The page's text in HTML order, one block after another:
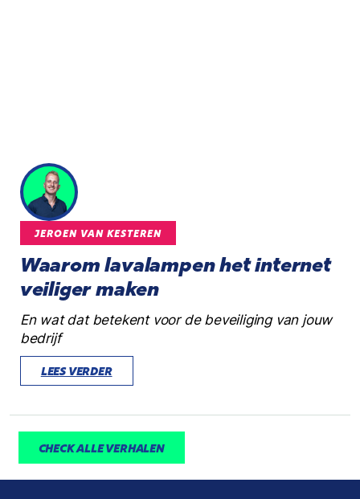
JEROEN VAN KESTEREN
Waarom lavalampen het internet
veiliger maken
En wat dat betekent voor de beveiliging van jouw
bedrijf
LEES VERDER
CHECK ALLE VERHALEN